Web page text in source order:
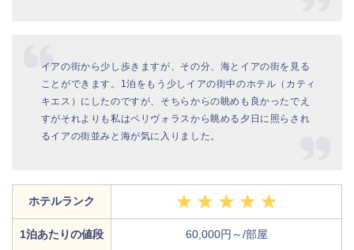
イアの街から少し歩きますが、その分、海とイアの街を見る
ことができます。1泊をもう少しイアの街中のホテル（カティ
キエス）にしたのですが、そちらからの眺めも良かったでえ
すがそれよりも私はペリヴォラスから眺める夕日に照らされ
るイアの街並みと海が気に入りました。
ホテルランク
1泊あたりの値段 60,000円～/部屋